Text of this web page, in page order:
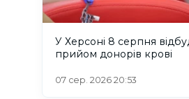
У Херсоні 8 серпня
прийом донорів крові
07 сер. 2026 20:53